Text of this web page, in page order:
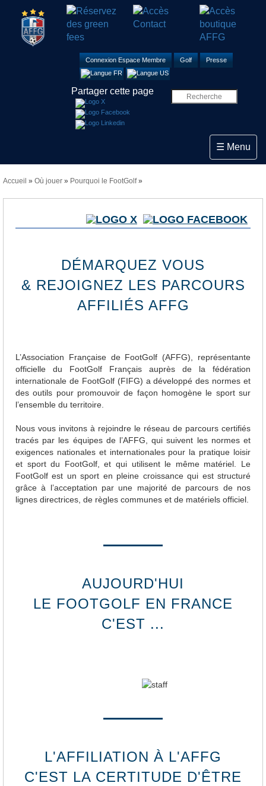
Connexion Espace Membre Golf Presse
Partager cette page
Toggle
☰ Menu
Accueil » Où jouer » Pourquoi le FootGolf»
DÉMARQUEZ VOUS
& REJOIGNEZ LES PARCOURS
AFFILIÉS AFFG
L’Association Française de FootGolf (AFFG), représentante
officielle du FootGolf Français auprès de la fédération
internationale de FootGolf (FIFG) a développé des normes et
des outils pour promouvoir de façon homogène le sport sur
l’ensemble du territoire.
Nous vous invitons à rejoindre le réseau de parcours certifiés
tracés par les équipes de l’AFFG, qui suivent les normes et
exigences nationales et internationales pour la pratique loisir
et sport du FootGolf, et qui utilisent le même matériel. Le
FootGolf est un sport en pleine croissance qui est structuré
grâce à l’acceptation par une majorité de parcours de nos
lignes directrices, de règles communes et de matériels officiel.
AUJOURD'HUI
LE FOOTGOLF EN FRANCE
C'EST ...
L'AFFILIATION À L'AFFG
C'EST LA CERTITUDE D'ÊTRE